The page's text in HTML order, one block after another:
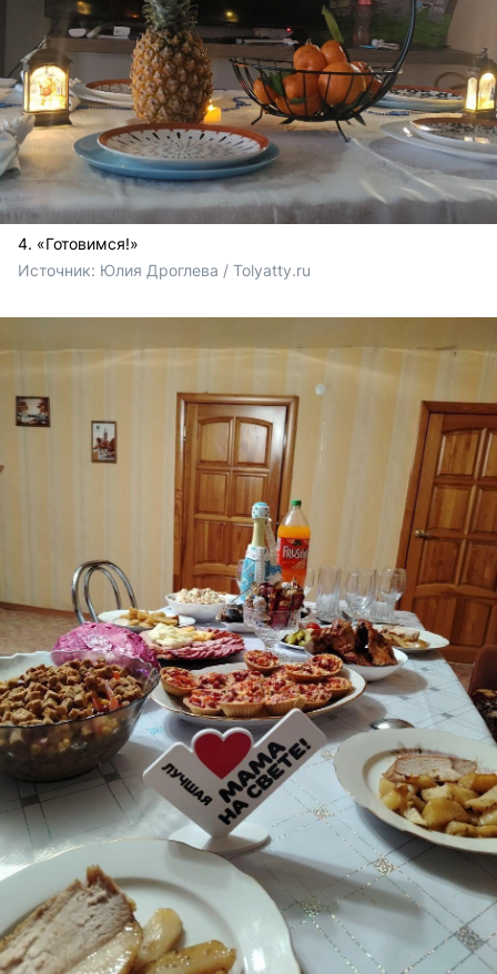
4. «Готовимся!»
Источник: Юлия Дроглева / Tolyatty.ru